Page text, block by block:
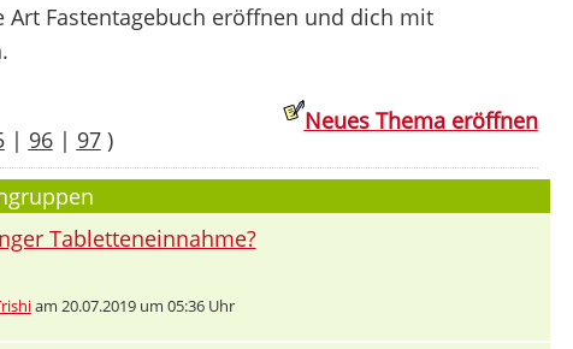
Fastentagebuch eröffnen und dich mit
Neues Thema eröffnen
| 96| 97)
Tabletteneinnahme?
am 20.07.2019 um 05:36 Uhr